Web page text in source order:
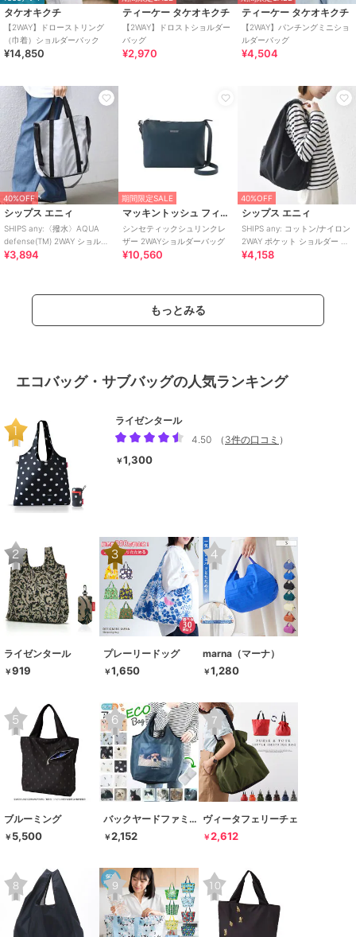
タケオキクチ
【2WAY】ドローストリング
（巾着）ショルダーバック
¥14,850
ティーケー タケオキクチ
【2WAY】ドロストショルダー
バッグ
¥2,970
ティーケー タケオキクチ
【2WAY】パンチングミニショ
ルダーバッグ
¥4,504
40%OFF
シップス エニィ
SHIPS any:〈撥水〉AQUA
defense(TM) 2WAY ショルダ
ーバッグ◇
¥3,894
期間限定SALE
マッキントッシュ フィロソフィー
シンセティックシュリンクレ
ザー 2WAYショルダーバッグ
¥10,560
40%OFF
シップス エニィ
SHIPS any: コットン/ナイロン
2WAY ポケット ショルダー バ
ッグ◇
¥4,158
もっとみる
エコバッグ・サブバッグの人気ランキング
ライゼンタール
4.50
（ 3件の口コミ ）
￥1,300
ライゼンタール
￥919
プレーリードッグ
￥1,650
marna（マーナ）
￥1,280
ブルーミング
￥ 5,500
バックヤードファミリー
￥2,152
ヴィータフェリーチェ
￥2,612